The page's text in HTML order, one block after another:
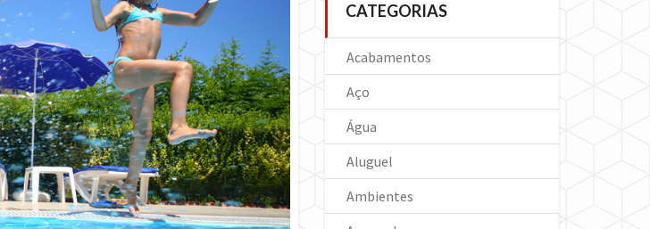
CATEGORIAS
Acabamentos
Aço
Água
Aluguel
Ambientes